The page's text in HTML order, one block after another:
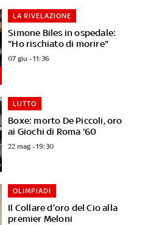
Simone Biles in ospedale:
"Ho rischiato di morire"
LA RIVELAZIONE
07 giu - 11:36
Boxe: morto De Piccoli, oro
ai Giochi di Roma '60
LUTTO
22 mag - 19:30
Il Collare d’oro del Cio alla
premier Meloni
OLIMPIADI